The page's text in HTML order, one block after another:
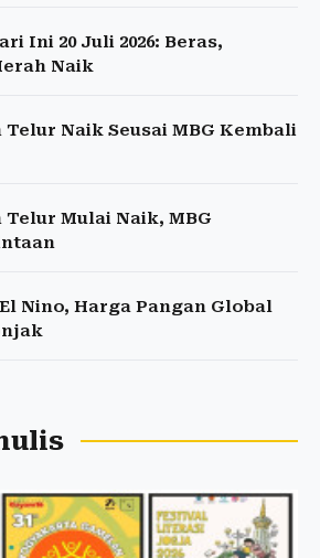
Ini 20 Juli 2026: Beras,
Naik
Naik Seusai MBG Kembali
Mulai Naik, MBG
Nino, Harga Pangan Global